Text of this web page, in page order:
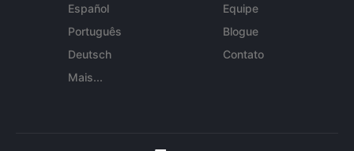
Español
Português
Deutsch
Mais...
Equipe
Blogue
Contato